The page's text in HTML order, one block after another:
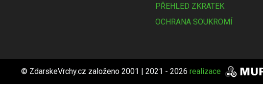
PŘEHLED ZKRATEK
OCHRANA SOUKROMÍ
© ZdarskeVrchy.cz založeno 2001 | 2021 - 2026 realizace